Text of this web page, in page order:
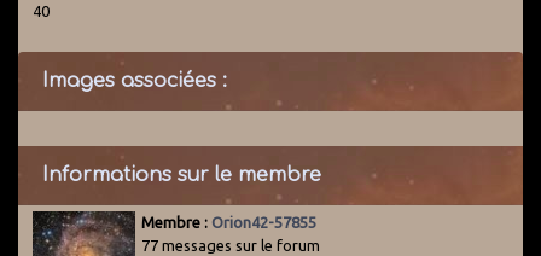
40
Images associées :
Informations sur le membre
Membre : Orion42-57855
77 messages sur le forum